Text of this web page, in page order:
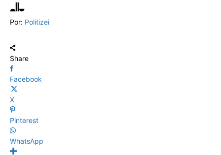
Por: Politizei
Share
Facebook
X
Pinterest
WhatsApp